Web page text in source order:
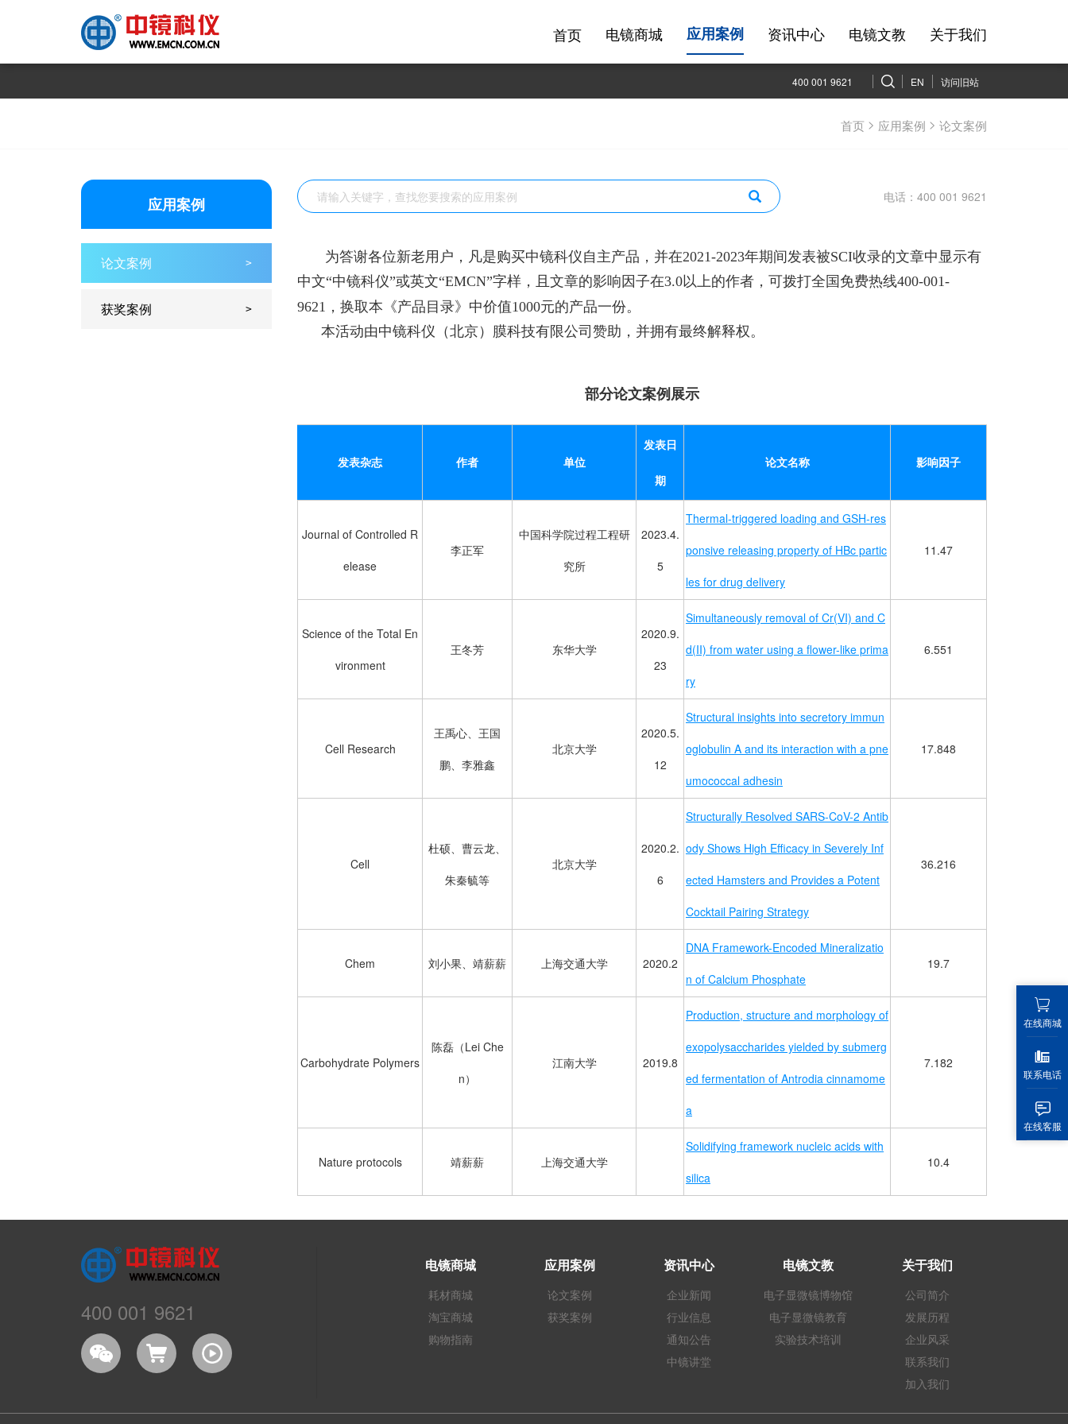
首页 电镜商城 应用案例 资讯中心 电镜文教 关于我们
400 001 9621 EN 访问旧站
首页 > 应用案例 > 论文案例
应用案例
论文案例 >
获奖案例 >
电话：400 001 9621
为答谢各位新老用户，凡是购买中镜科仪自主产品，并在2021-2023年期间发表被SCI收录的文章中显示有
中文“中镜科仪”或英文“EMCN”字样，且文章的影响因子在3.0以上的作者，可拨打全国免费热线400-001-
9621，换取本《产品目录》中价值1000元的产品一份。
本活动由中镜科仪（北京）膜科技有限公司赞助，并拥有最终解释权。
部分论文案例展示
发表杂志 作者 单位
发表日
期
论文名称 影响因子
Journal of Controlled R
elease
李正军
中国科学院过程工程研
究所
2023.4.
5
Thermal-triggered loading and GSH-res
ponsive releasing property of HBc partic
les for drug delivery
11.47
Science of the Total En
vironment
王冬芳 东华大学
2020.9.
23
Simultaneously removal of Cr(VI) and C
d(II) from water using a flower-like prima
ry
6.551
Cell Research
王禹心、王国
鹏、李雅鑫
北京大学
2020.5.
12
Structural insights into secretory immun
oglobulin A and its interaction with a pne
umococcal adhesin
17.848
Cell
杜硕、曹云龙、
朱秦毓等
北京大学
2020.2.
6
Structurally Resolved SARS-CoV-2 Antib
ody Shows High Efficacy in Severely Inf
ected Hamsters and Provides a Potent
Cocktail Pairing Strategy
36.216
Chem 刘小果、靖薪薪 上海交通大学 2020.2
DNA Framework-Encoded Mineralizatio
n of Calcium Phosphate
19.7
Carbohydrate Polymers
陈磊（Lei Che
n）
江南大学 2019.8
Production, structure and morphology of
exopolysaccharides yielded by submerg
ed fermentation of Antrodia cinnamome
a
7.182
Nature protocols 靖薪薪 上海交通大学
Solidifying framework nucleic acids with
silica
10.4
在线商城
联系电话
在线客服
400 001 9621
电镜商城
耗材商城
淘宝商城
购物指南
应用案例
论文案例
获奖案例
资讯中心
企业新闻
行业信息
通知公告
中镜讲堂
电镜文教
电子显微镜博物馆
电子显微镜教育
实验技术培训
关于我们
公司简介
发展历程
企业风采
联系我们
加入我们